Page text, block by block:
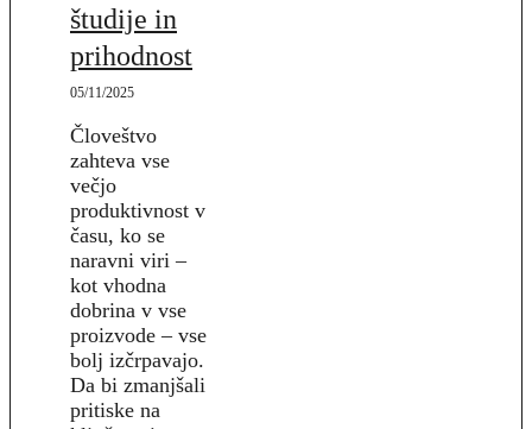
študije in
prihodnost
05/11/2025
Človeštvo
zahteva vse
večjo
produktivnost v
času, ko se
naravni viri –
kot vhodna
dobrina v vse
proizvode – vse
bolj izčrpavajo.
Da bi zmanjšali
pritiske na